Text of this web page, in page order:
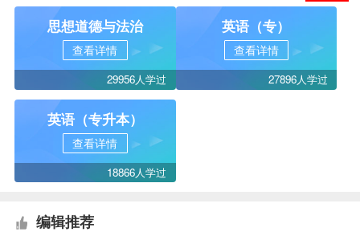
思想道德与法治
查看详情
29956人学过
英语（专）
查看详情
27896人学过
英语（专升本）
查看详情
18866人学过
编辑推荐